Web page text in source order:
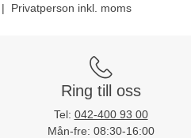
Privatperson inkl. moms
Ring till oss
Tel: 042-400 93 00
Mån-fre: 08:30-16:00